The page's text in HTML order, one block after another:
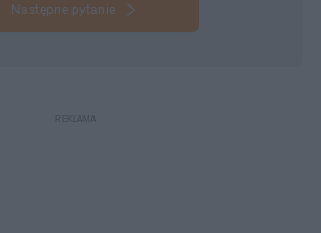
Następne pytanie